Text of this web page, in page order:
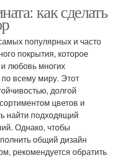
как сделать
популярных и часто
покрытия, которое
любовь многих
всему миру. Этот
долгой
цветов и
найти подходящий
Однако, чтобы
общий дизайн
рекомендуется обратить